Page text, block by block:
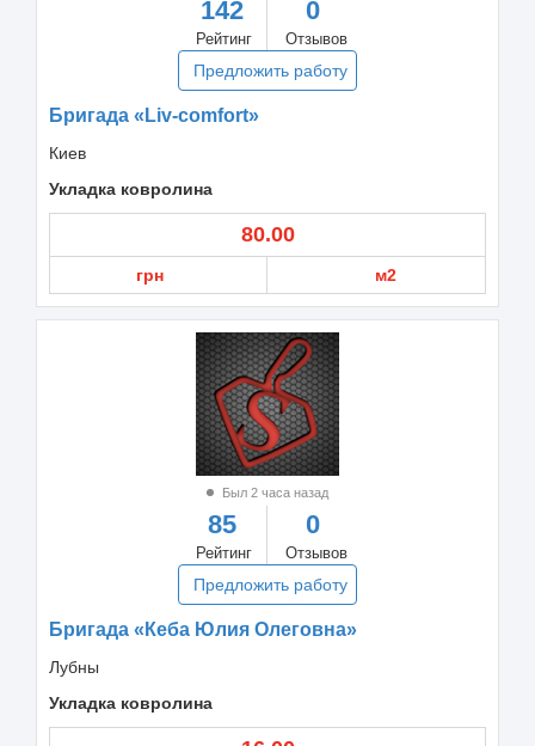
142
Рейтинг
0
Отзывов
Предложить работу
Бригада «Liv-comfort»
Киев
Укладка ковролина
80.00
грн м2
Был 2 часа назад
85
Рейтинг
0
Отзывов
Предложить работу
Бригада «Кеба Юлия Олеговна»
Лубны
Укладка ковролина